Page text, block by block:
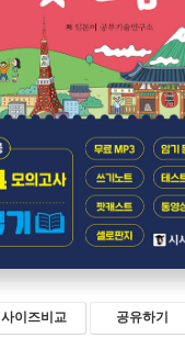
사이즈비교 공유하기